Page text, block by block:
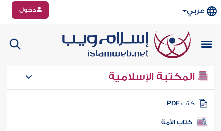
عربي دخول
المكتبة الإسلامية
كتب PDF